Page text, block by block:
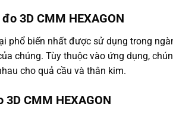
3D CMM HEXAGON
phổ biến nhất được sử dụng trong
chúng. Tùy thuộc vào ứng dụng,
cho quả cầu và thân kim.
CMM HEXAGON